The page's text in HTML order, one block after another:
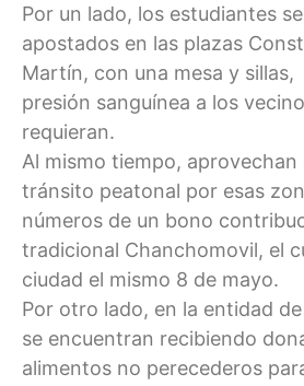
Por un lado, los estudiantes
apostados en las plazas
Martín, con una mesa y
presión sanguínea a los
requieran.
Al mismo tiempo, aprovechan
tránsito peatonal por esas
números de un bono
tradicional Chanchomovil, el
ciudad el mismo 8 de mayo.
Por otro lado, en la entidad
se encuentran recibiendo
alimentos no perecederos